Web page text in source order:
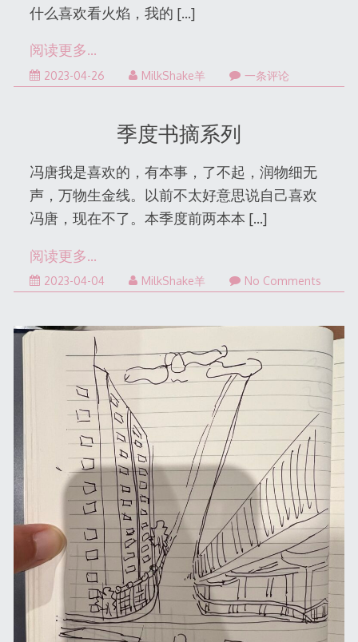
什么喜欢看火焰，我的 […]
阅读更多…
2023-04-26 MilkShake羊 一条评论
季度书摘系列
冯唐我是喜欢的，有本事，了不起，润物细无
声，万物生金线。以前不太好意思说自己喜欢
冯唐，现在不了。本季度前两本本 […]
阅读更多…
2023-04-042023-
MilkShake羊 No Comments